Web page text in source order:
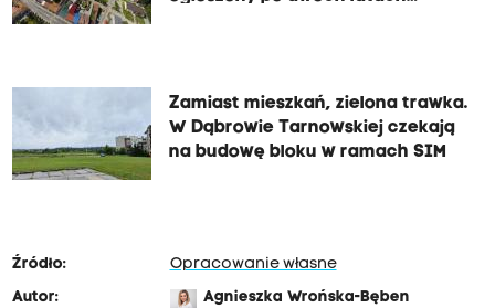
Zamiast mieszkań, zielona trawka.
W Dąbrowie Tarnowskiej czekają
na budowę bloku w ramach SIM
Źródło:
Opracowanie własne
Autor:
Agnieszka Wrońska-Bęben